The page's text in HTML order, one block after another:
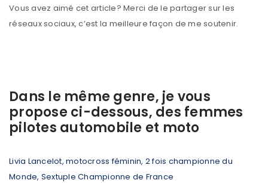
Vous avez aimé cet article? Merci de le partager sur les
réseaux sociaux, c’est la meilleure façon de me soutenir.
Dans le même genre, je vous
propose ci-dessous, des femmes
pilotes automobile et moto
Livia Lancelot, motocross féminin, 2 fois championne du
Monde, Sextuple Championne de France